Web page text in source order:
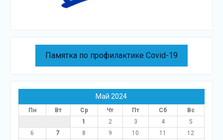
Памятка по профилактике Covid-19
Май 2024
Пн Вт Ср Чт Пт Сб
Вс
1
2 3 4
5
6
7 8 9 10 11
12